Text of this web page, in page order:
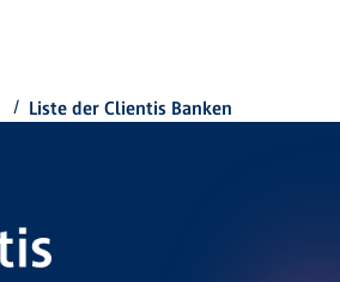
Liste der Clientis Banken